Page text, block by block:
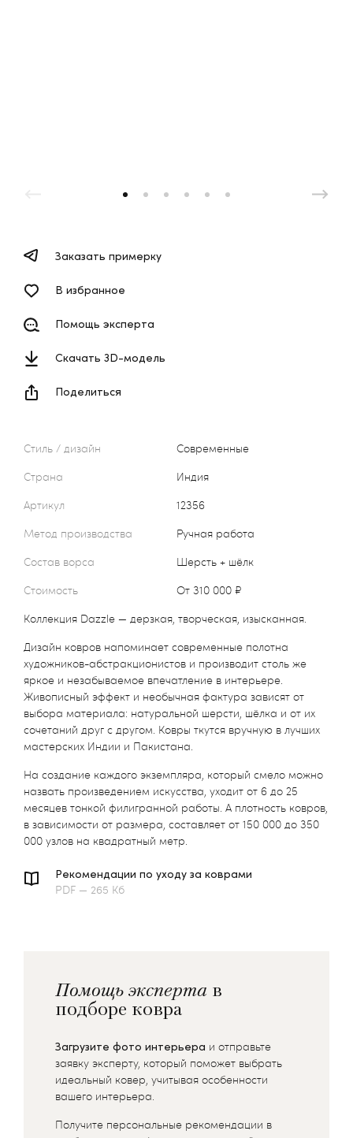
Стиль / дизайн
Современные
Страна
Индия
Артикул
12356
Метод производства
Ручная работа
Состав ворса
Шерсть + шёлк
Стоимость
от 310 000 ₽
Коллекция Dazzle — дерзкая, творческая, изысканная.
Дизайн ковров напоминает современные полотна
художников-абстракционистов и производит столь же
яркое и незабываемое впечатление в интерьере.
Живописный эффект и необычная фактура зависят от
выбора материала: натуральной шерсти, шёлка и от их
сочетаний друг с другом. Ковры ткутся вручную в лучших
мастерских Индии и Пакистана.
На создание каждого экземпляра, который смело можно
назвать произведением искусства, уходит от 6 до 25
месяцев тонкой филигранной работы. А плотность ковров,
в зависимости от размера, составляет от 150 000 до 350
000 узлов на квадратный метр.
Рекомендации по уходу за коврами
PDF — 265 Кб
Заказать примерку
В избранное
Помощь эксперта
Скачать 3D-модель
Поделиться
Помощь эксперта в
подборе ковра
Загрузите фото интерьера и отправьте
заявку эксперту, который поможет выбрать
идеальный ковер, учитывая особенности
вашего интерьера.
Получите персональные рекомендации в